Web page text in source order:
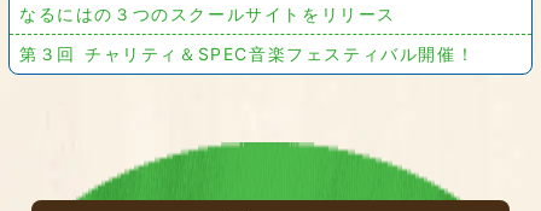
なるにはの３つのスクールサイトをリリース
第３回 チャリティ＆SPEC音楽フェスティバル開催！